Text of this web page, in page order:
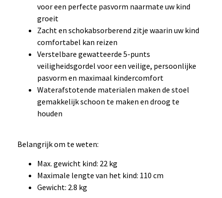
voor een perfecte pasvorm naarmate uw kind
groeit
Zacht en schokabsorberend zitje waarin uw kind
comfortabel kan reizen
Verstelbare gewatteerde 5-punts
veiligheidsgordel voor een veilige, persoonlijke
pasvorm en maximaal kindercomfort
Waterafstotende materialen maken de stoel
gemakkelijk schoon te maken en droog te
houden
Belangrijk om te weten:
Max. gewicht kind: 22 kg
Maximale lengte van het kind: 110 cm
Gewicht: 2.8 kg